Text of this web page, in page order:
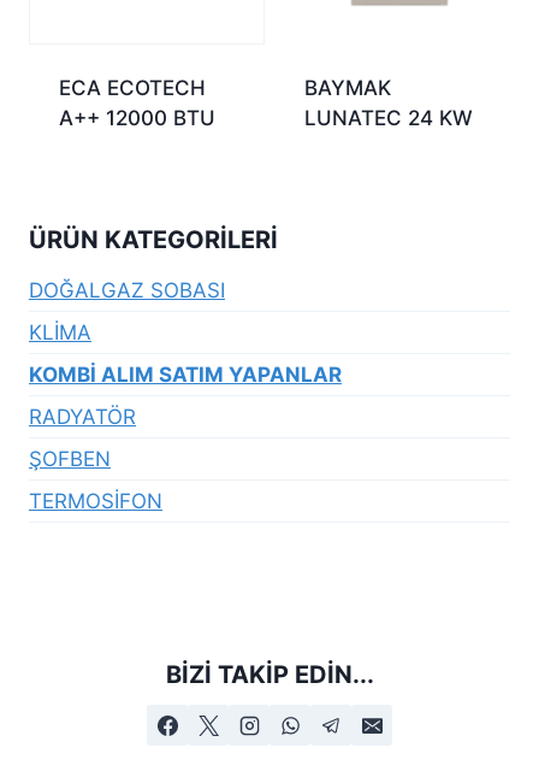
ECA ECOTECH
A++ 12000 BTU
BAYMAK
LUNATEC 24 KW
ÜRÜN KATEGORILERI
DOĞALGAZ SOBASI
KLİMA
KOMBİ ALIM SATIM YAPANLAR
RADYATÖR
ŞOFBEN
TERMOSİFON
BIZI TAKIP EDIN...